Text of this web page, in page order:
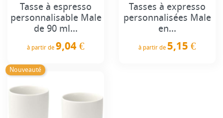
Tasse à espresso
personnalisable Male
de 90 ml...
à partir de 9,04 €
Tasses à expresso
personnalisées Male
en...
à partir de 5,15 €
Nouveauté